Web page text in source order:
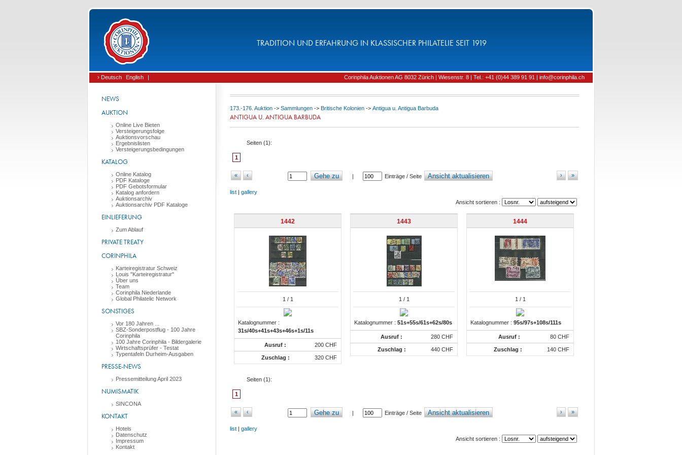
TRADITION UND ERFAHRUNG IN KLASSISCHER PHILATELIE SEIT 1919
› Deutsch English | Corinphila Auktionen AG 8032 Zürich | Wiesenstr. 8 | Tel.: +41 (0)44 389 91 91 | info@corinphila.ch
NEWS
AUKTION
Online Live Bieten
Versteigerungsfolge
Auktionsvorschau
Ergebnislisten
Versteigerungsbedingungen
KATALOG
Online Katalog
PDF Kataloge
PDF Gebotsformular
Katalog anfordern
Auktionsarchiv
Auktionsarchiv PDF Kataloge
EINLIEFERUNG
Zum Ablauf
PRIVATE TREATY
CORINPHILA
Karteiregistratur Schweiz
Louis "Karteiregistratur"
Über uns
Team
Corinphila Niederlande
Global Philatelic Network
SONSTIGES
Vor 180 Jahren ...
SBZ-Sonderpostflug - 100 Jahre
Corinphila
100 Jahre Corinphila - Bildergalerie
Wirtschaftsprüfer - Testat
Typentafeln Durheim-Ausgaben
PRESSE-NEWS
Pressemitteilung April 2023
NUMISMATIK
SINCONA
KONTAKT
Hotels
Datenschutz
Impressum
Kontakt
173.-176. Auktion -> Sammlungen -> Britische Kolonien -> Antigua u. Antigua Barbuda
ANTIGUA U. ANTIGUA BARBUDA
Seiten (1):
1
« ‹ Gehe zu | Einträge / Seite Ansicht aktualisieren »
›
list | gallery
Ansicht sortieren :
1442
1 / 1
Katalognummer :
31s/40s+41s+43s+46s+1s/11s
Ausruf : 200 CHF
Zuschlag : 320 CHF
1443
1 / 1
Katalognummer : 51s+55s/61s+62s/80s
Ausruf : 280 CHF
Zuschlag : 440 CHF
1444
1 / 1
Katalognummer : 95s/97s+108s/111s
Ausruf : 80 CHF
Zuschlag : 140 CHF
Seiten (1):
1
« ‹ Gehe zu | Einträge / Seite Ansicht aktualisieren »
›
list | gallery
Ansicht sortieren :